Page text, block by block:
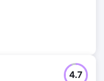
4.7